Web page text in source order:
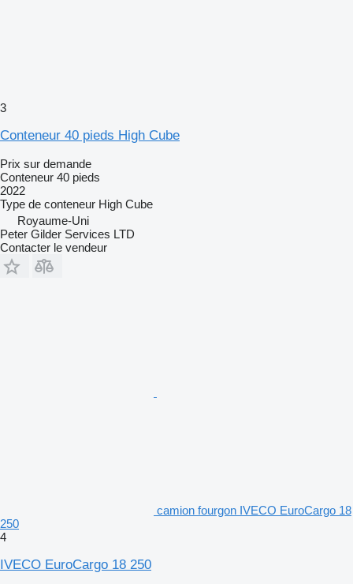
3
Conteneur 40 pieds High Cube
Prix sur demande
Conteneur 40 pieds
2022
Type de conteneur High Cube
Royaume-Uni
Peter Gilder Services LTD
Contacter le vendeur
camion fourgon IVECO EuroCargo 18
250
4
IVECO EuroCargo 18 250